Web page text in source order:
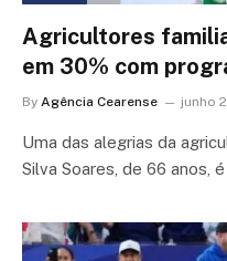
Agricultores
em 30% com
By Agência Cearense junho
Uma das alegrias da
Silva Soares, de 66 anos,